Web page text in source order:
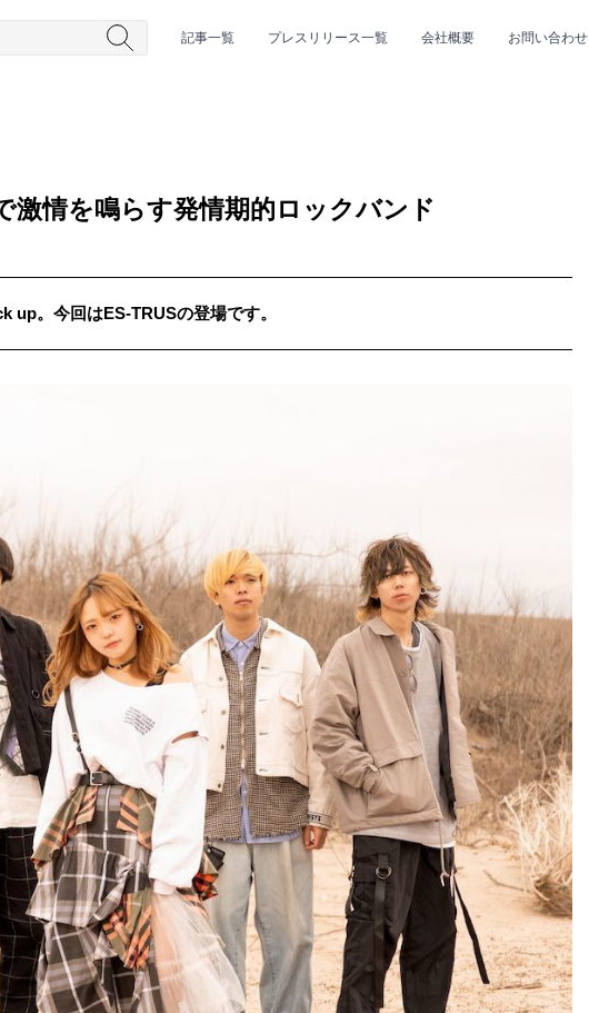
記事一覧 プレスリリース一覧 会社概要 お問い合わせ
ンガー #ヒップホップ #男性シンガーグループ #R&B/ソウル
情を鳴らす発情期的ロックバンド
up。今回はES-TRUSの登場です。